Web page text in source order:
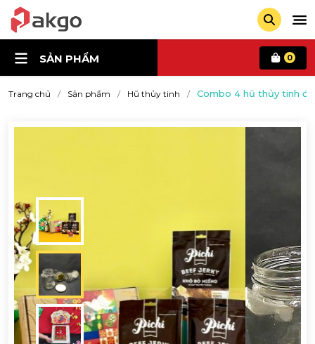
SẢN PHẨM 0
Trang chủ Sản phẩm Hũ thủy tinh Combo 4 hũ thủy tinh